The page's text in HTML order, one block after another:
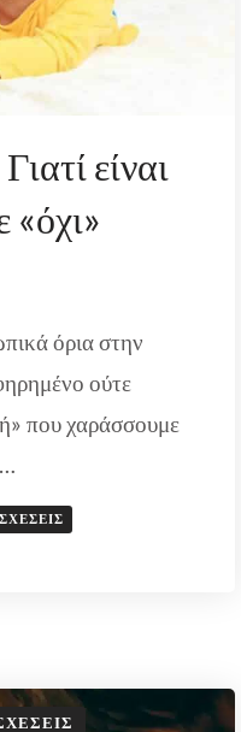
είναι
όρια στην
ούτε
που χαράσσουμε
ΣΧΈΣΕΙΣ